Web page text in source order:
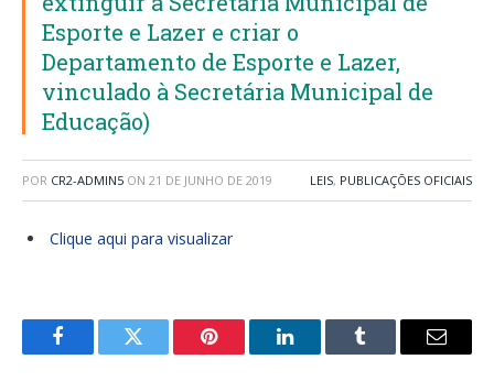
Esporte e Lazer e criar o
Departamento de Esporte e Lazer,
vinculado à Secretária Municipal de
Educação)
POR CR2-ADMIN5 ON 21 DE JUNHO DE 2019 LEIS, PUBLICAÇÕES OFICIAIS
Clique aqui para visualizar
FacebookTwitter Pinterest LinkedInTumblr
E-